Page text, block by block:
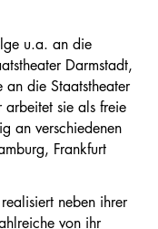
u.a. an die
Darmstadt,
die Staatstheater
arbeitet sie als freie
an verschiedenen
Frankfurt
neben ihrer
von ihr